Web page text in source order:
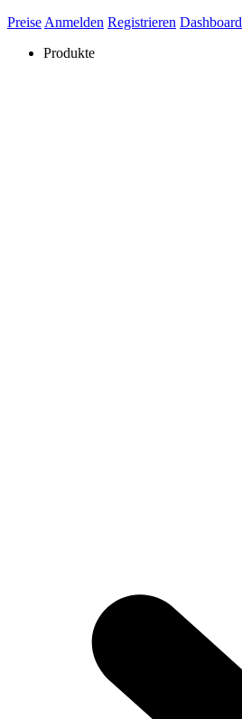
Preise Anmelden Registrieren Dashboard
Produkte